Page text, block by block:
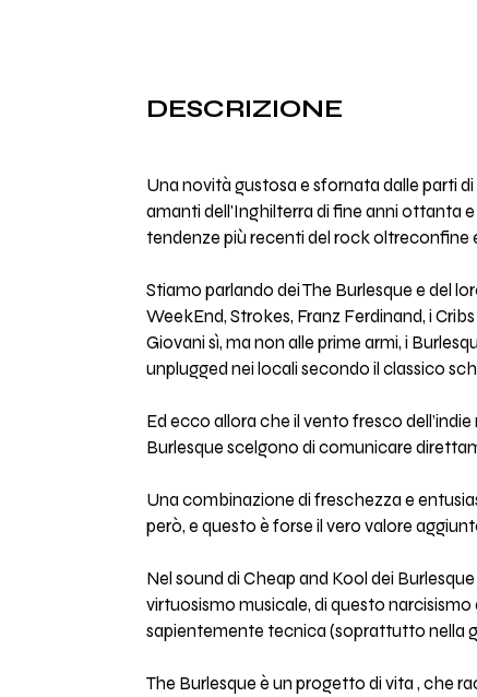
DESCRIZIONE
Una novità gustosa e sfornata dalle parti
amanti dell'Inghilterra di fine anni ottanta
tendenze più recenti del rock oltreconfine
Stiamo parlando dei The Burlesque e del
WeekEnd, Strokes, Franz Ferdinand, i
Giovani sì, ma non alle prime armi, i
unplugged nei locali secondo il classico
Ed ecco allora che il vento fresco
Burlesque scelgono di comunicare
Una combinazione di freschezza e
però, e questo è forse il vero valore
Nel sound di Cheap and Kool dei
virtuosismo musicale, di questo
sapientemente tecnica (soprattutto nella
The Burlesque è un progetto di vita , che